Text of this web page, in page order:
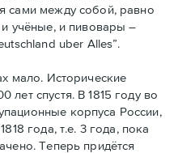
сами между собой, равно
учёные, и пивовары –
uber Alles”.
мало. Исторические
спустя. В 1815 году во
корпуса России,
года, т.е. 3 года, пока
Теперь придётся